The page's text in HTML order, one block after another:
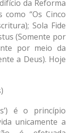
da Reforma
“Os Cinco
Sola Fide
(Somente por
por meio da
a Deus). Hoje
é o princípio
unicamente a